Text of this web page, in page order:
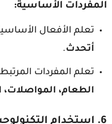
المفردات الأساسية:
تعلم الأفعال
أتحدث.
تعلم المفردات
الطعام، المواصلات،
6. استخدام